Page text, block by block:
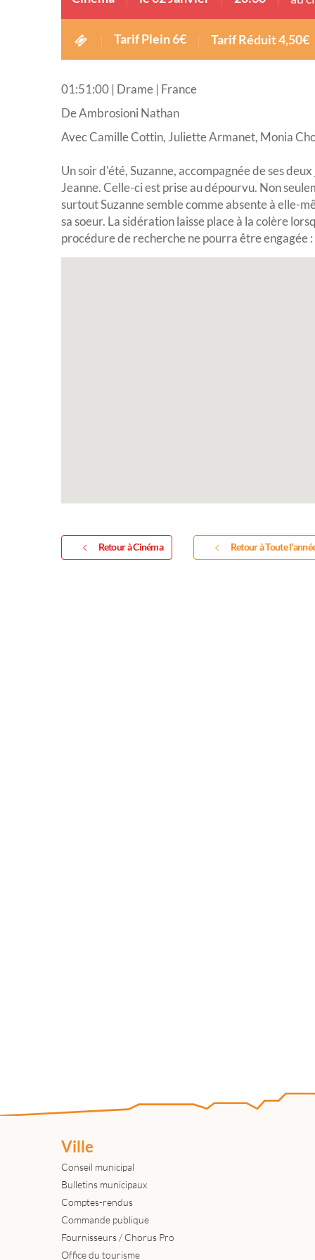
Tarif Plein 6€ Tarif Réduit 4,50€
01:51:00 | Drame | France
De Ambrosioni Nathan
Avec Camille Cottin, Juliette Armanet, Monia
Un soir d'été, Suzanne, accompagnée de ses
Jeanne. Celle-ci est prise au dépourvu. Non
surtout Suzanne semble comme absente à elle-
sa soeur. La sidération laisse place à la colère
procédure de recherche ne pourra être engagée
Retour à Cinéma Retour à Toute
Ville
Conseil municipal
Bulletins municipaux
Comptes-rendus
Commande publique
Fournisseurs / Chorus Pro
Office du tourisme